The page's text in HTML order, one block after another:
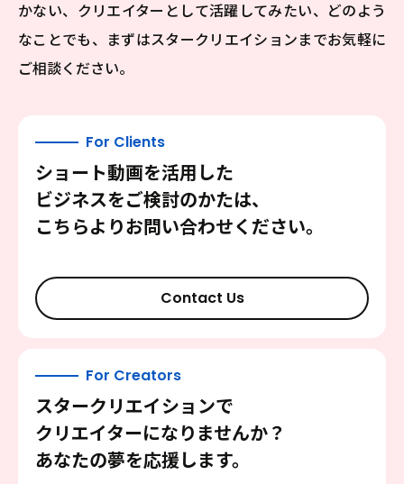
かない、クリエイターとして活躍してみたい、 どのよう
なことでも、まずはスタークリエイションまでお気軽に
ご相談ください。
For Clients
ショート動画を活用した
ビジネスをご検討のかたは、
こちらよりお問い合わせください。
Contact Us
For Creators
スタークリエイションで
クリエイターになりませんか？
あなたの夢を応援します。